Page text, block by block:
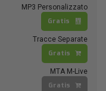
MP3 Personalizzato
Gratis
Tracce Separate
Gratis
MTA M-Live
Gratis